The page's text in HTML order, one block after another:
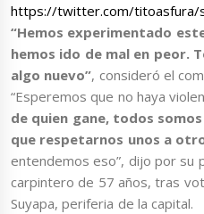
https://twitter.com/titoasfura/
“Hemos experimentado
hemos ido de mal en peor.
algo nuevo”, consideró el
“Esperemos que no haya
de quien gane, todos
que respetarnos unos a
entendemos eso”, dijo por su
carpintero de 57 años, tras
Suyapa, periferia de la capital.